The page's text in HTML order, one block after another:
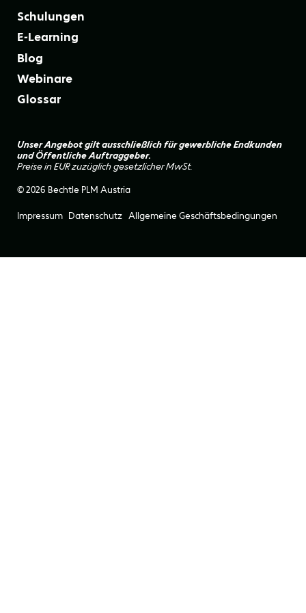
Schulungen
E-Learning
Blog
Webinare
Glossar
Unser Angebot gilt ausschließlich für gewerbliche Endkunden
und Öffentliche Auftraggeber.
Preise in EUR zuzüglich gesetzlicher MwSt.
© 2026 Bechtle PLM Austria
Impressum Datenschutz Allgemeine Geschäftsbedingungen